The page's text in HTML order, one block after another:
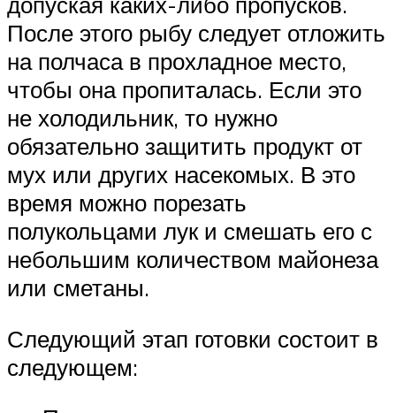
После этого рыбу следует отложить
на полчаса в прохладное место,
чтобы она пропиталась. Если это
не холодильник, то нужно
обязательно защитить продукт от
мух или других насекомых. В это
время можно порезать
полукольцами лук и смешать его с
небольшим количеством майонеза
или сметаны.
Следующий этап готовки состоит в
следующем: